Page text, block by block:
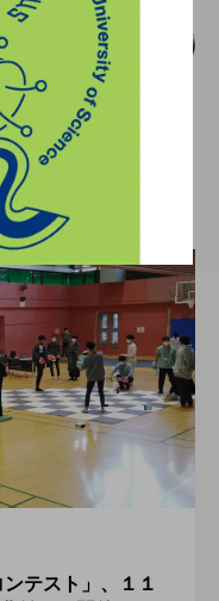
レスラジオ
テスト」、１１